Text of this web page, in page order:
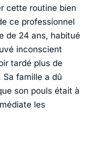
cette routine bien
ce professionnel
de 24 ans, habitué
inconscient
tardé plus de
famille a dû
son pouls était à
les